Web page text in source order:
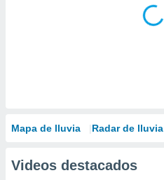
Mapa de lluvia Radar de lluvia
Videos destacados